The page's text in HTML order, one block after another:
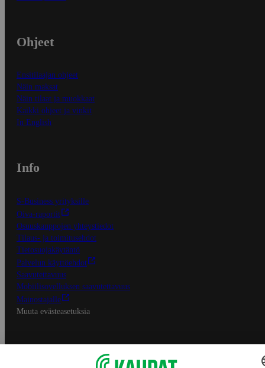
Ohjeet
Ensitilaajan ohjeet
Näin maksat
Näin tilaat ja muokkaat
Kaikki ohjeet ja vinkit
In English
Info
S-Business yrityksille
Oiva-raportit
Osuuskauppojen yhteystiedot
Tilaus- ja toimitusehdot
Tietosuojakäytäntö
Palvelun käyttöehdot
Saavutettavuus
Mobiilisovelluksen saavutettavuus
Mainostajalle
Muuta evästeasetuksia
S-ryhmän palvelut